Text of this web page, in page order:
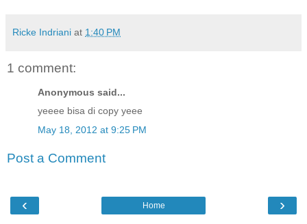
Ricke Indriani at 1:40 PM
1 comment:
Anonymous said...
yeeee bisa di copy yeee
May 18, 2012 at 9:25 PM
Post a Comment
‹ ›
Home